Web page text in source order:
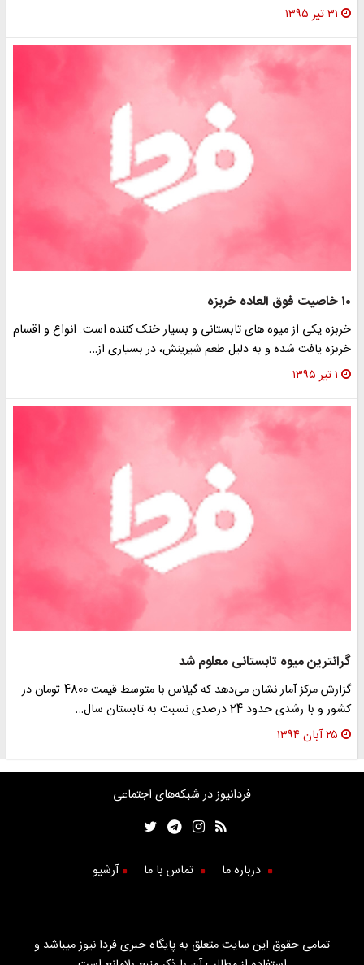
۳۱ تیر ۱۳۹۵
۱۰ خاصیت فوق العاده خربزه
خربزه یکی از میوه های تابستانی و بسیار خنک کننده است. انواع و اقسام
خربزه یافت شده و به دلیل طعم شیرینش، در بسیاری از…
۱ تیر ۱۳۹۵
گرانترین میوه تابستانی معلوم شد
گزارش مرکز آمار نشان می‌دهد که گیلاس با متوسط قیمت 4800 تومان در
کشور و با رشدی حدود 24 درصدی نسبت به تابستان سال…
۲۵ آبان ۱۳۹۴
فردانیوز در شبکه‌های اجتماعی
درباره ما تماس با ما آرشیو
تمامی حقوق این سایت متعلق به پایگاه خبری فردا نیوز میباشد و